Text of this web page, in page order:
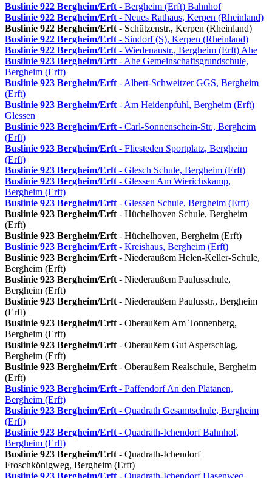
Buslinie 922 Bergheim/Erft - Bergheim (Erft) Bahnhof
Buslinie 922 Bergheim/Erft - Neues Rathaus, Kerpen (Rheinland)
Buslinie 922 Bergheim/Erft - Schützenstr., Kerpen (Rheinland)
Buslinie 922 Bergheim/Erft - Sindorf (S), Kerpen (Rheinland)
Buslinie 922 Bergheim/Erft - Wiedenaustr., Bergheim (Erft) Ahe
Buslinie 923 Bergheim/Erft - Ahe Gemeinschaftsgrundschule,
Bergheim (Erft)
Buslinie 923 Bergheim/Erft - Albert-Schweitzer GGS, Bergheim
(Erft)
Buslinie 923 Bergheim/Erft - Am Heidenpfuhl, Bergheim (Erft)
Glessen
Buslinie 923 Bergheim/Erft - Carl-Sonnenschein-Str., Bergheim
(Erft)
Buslinie 923 Bergheim/Erft - Fliesteden Sportplatz, Bergheim
(Erft)
Buslinie 923 Bergheim/Erft - Glesch Schule, Bergheim (Erft)
Buslinie 923 Bergheim/Erft - Glessen Am Wierichskamp,
Bergheim (Erft)
Buslinie 923 Bergheim/Erft - Glessen Schule, Bergheim (Erft)
Buslinie 923 Bergheim/Erft - Hüchelhoven Schule, Bergheim
(Erft)
Buslinie 923 Bergheim/Erft - Hüchelhoven, Bergheim (Erft)
Buslinie 923 Bergheim/Erft - Kreishaus, Bergheim (Erft)
Buslinie 923 Bergheim/Erft - Niederaußem Helen-Keller-Schule,
Bergheim (Erft)
Buslinie 923 Bergheim/Erft - Niederaußem Paulusschule,
Bergheim (Erft)
Buslinie 923 Bergheim/Erft - Niederaußem Paulusstr., Bergheim
(Erft)
Buslinie 923 Bergheim/Erft - Oberaußem Am Tonnenberg,
Bergheim (Erft)
Buslinie 923 Bergheim/Erft - Oberaußem Gut Asperschlag,
Bergheim (Erft)
Buslinie 923 Bergheim/Erft - Oberaußem Realschule, Bergheim
(Erft)
Buslinie 923 Bergheim/Erft - Paffendorf An den Platanen,
Bergheim (Erft)
Buslinie 923 Bergheim/Erft - Quadrath Gesamtschule, Bergheim
(Erft)
Buslinie 923 Bergheim/Erft - Quadrath-Ichendorf Bahnhof,
Bergheim (Erft)
Buslinie 923 Bergheim/Erft - Quadrath-Ichendorf
Froschkönigweg, Bergheim (Erft)
Buslinie 923 Bergheim/Erft - Quadrath-Ichendorf Hasenweg,